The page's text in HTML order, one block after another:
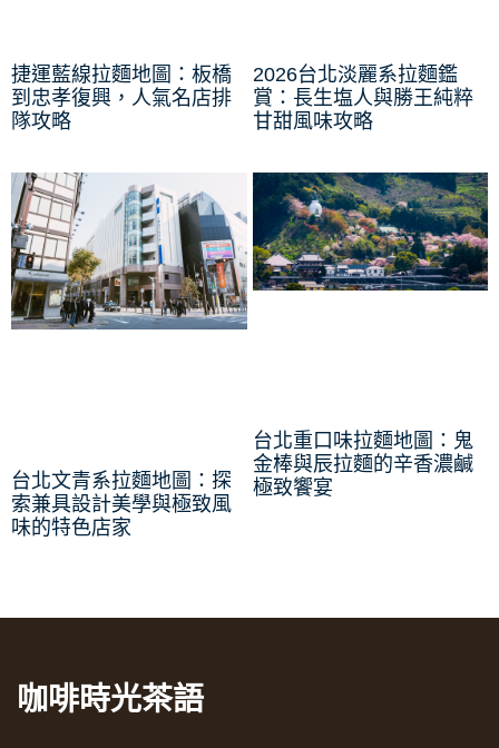
捷運藍線拉麵地圖：板橋
到忠孝復興，人氣名店排
隊攻略
2026台北淡麗系拉麵鑑
賞：長生塩人與勝王純粹
甘甜風味攻略
台北文青系拉麵地圖：探
索兼具設計美學與極致風
味的特色店家
台北重口味拉麵地圖：鬼
金棒與辰拉麵的辛香濃鹹
極致饗宴
咖啡時光茶語